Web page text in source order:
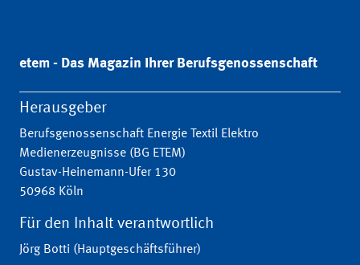
etem - Das Magazin Ihrer Berufsgenossenschaft
Herausgeber
Berufsgenossenschaft Energie Textil Elektro
Medienerzeugnisse (BG ETEM)
Gustav-Heinemann-Ufer 130
50968 Köln
Für den Inhalt verantwortlich
Jörg Botti (Hauptgeschäftsführer)